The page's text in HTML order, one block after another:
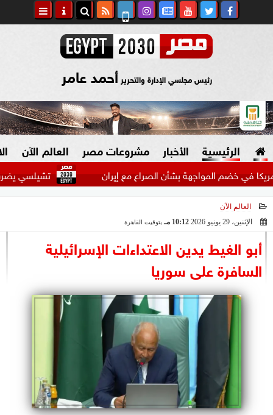
رئيس مجلسي الإدارة والتحرير أحمد عامر
الرئيسية الأخبار
السياسة
الرئاسة
البرلمان
الوزارات
الأحزاب
مشروعات مصر العالم الآن
تشيلسي يضرب ميلان المواجهة بشأن الصراع مع إيران
العالم الآن
الإثنين، 29 يونيو 2026
10:12 مـ بتوقيت القاهرة
أبو الغيط يدين الاعتداءات الإسرائيلية
السافرة على سوريا